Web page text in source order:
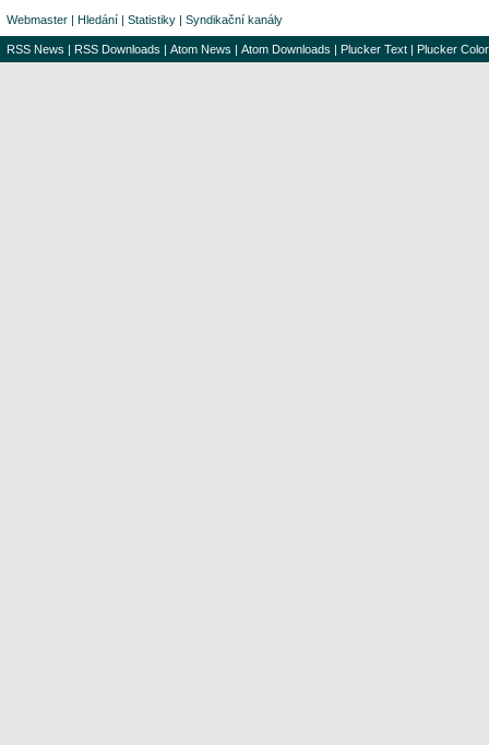
Webmaster | Hledání | Statistiky | Syndikační kanály
RSS News | RSS Downloads | Atom News | Atom Downloads | Plucker Text | Plucker Color